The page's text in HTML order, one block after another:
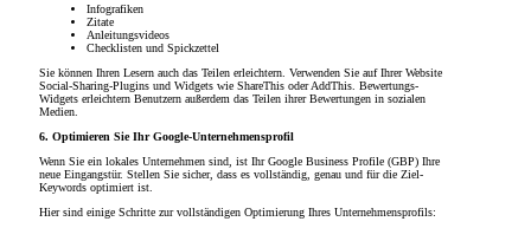
Infografiken
Zitate
Anleitungsvideos
Checklisten und Spickzettel
Sie können Ihren Lesern auch das Teilen erleichtern. Verwenden Sie auf Ihrer Website
Social-Sharing-Plugins und Widgets wie ShareThis oder AddThis. Bewertungs-
Widgets erleichtern Benutzern außerdem das Teilen ihrer Bewertungen in sozialen
Medien.
6. Optimieren Sie Ihr Google-Unternehmensprofil
Wenn Sie ein lokales Unternehmen sind, ist Ihr Google Business Profile (GBP) Ihre
neue Eingangstür. Stellen Sie sicher, dass es vollständig, genau und für die Ziel-
Keywords optimiert ist.
Hier sind einige Schritte zur vollständigen Optimierung Ihres Unternehmensprofils: